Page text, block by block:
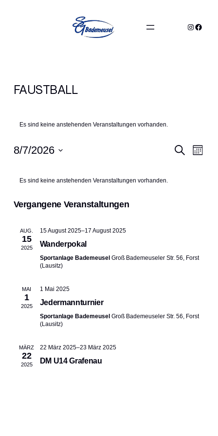
FAUSTBALL
Es sind keine anstehenden Veranstaltungen vorhanden.
SucheMonat
8/7/2026
VERANSTALTUNGEN
Es sind keine anstehenden Veranstaltungen vorhanden.
Vergangene Veranstaltungen
AUG.
15
2025
15 August 2025–17 August 2025
Wanderpokal
Sportanlage Bademeusel Groß Bademeuseler Str. 56, Forst
(Lausitz)
MAI
1
2025
1 Mai 2025
Jedermannturnier
Sportanlage Bademeusel Groß Bademeuseler Str. 56, Forst
(Lausitz)
MÄRZ
22
2025
22 März 2025–23 März 2025
DM U14 Grafenau